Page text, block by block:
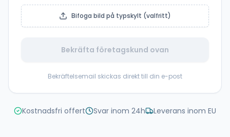
Bifoga bild på typskylt (valfritt)
Bekräfta företagskund ovan
Bekräftelsemail skickas direkt till din e-post
Kostnadsfri offert Svar inom 24h Leverans inom EU